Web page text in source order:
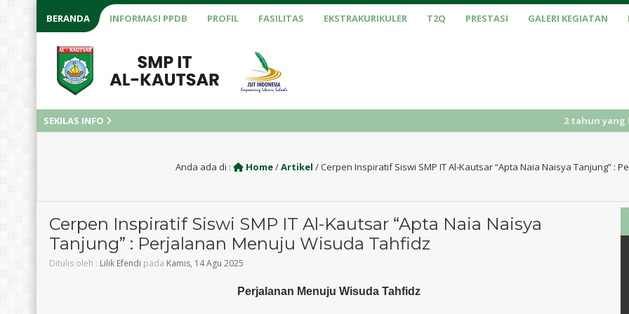
BERANDA INFORMASI PPDB PROFIL FASILITAS EKSTRAKURIKULER T2Q PRESTASI GALERI KEGIATAN
SEKILAS INFO 2 tahun yang lalu/
Anda ada di : Home/Artikel /Cerpen Inspiratif Siswi SMP IT Al-Kautsar “Apta Naia Naisya Tanjung” :
Cerpen Inspiratif Siswi SMP IT Al-Kautsar “Apta Naia Naisya
Tanjung” : Perjalanan Menuju Wisuda Tahfidz
Ditulis oleh : Lilik Efendi pada Kamis, 14 Agu 2025
Perjalanan Menuju Wisuda Tahfidz